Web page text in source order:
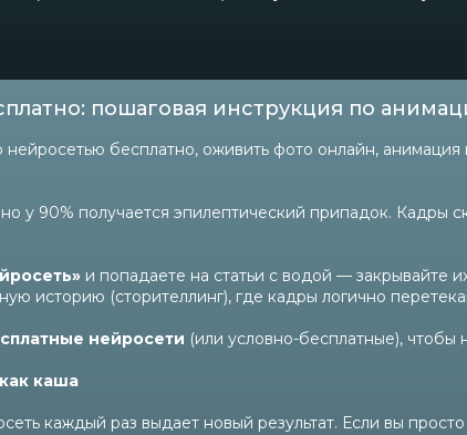
пошаговая инструкция по
нейросетью бесплатно, оживить фото онлайн,
у 90% получается эпилептический припадок. Кадры
и попадаете на статьи с водой — закрывайте
историю (сторителлинг), где кадры логично
нейросети (или условно-бесплатные), чтобы
каша
каждый раз выдает новый результат. Если вы